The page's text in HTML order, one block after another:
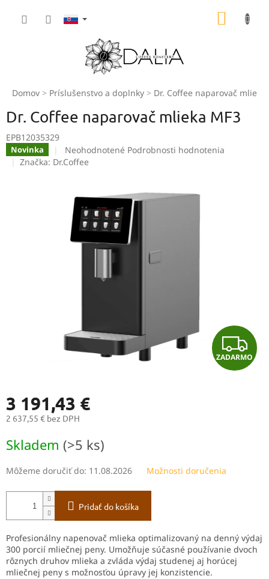
Domov Príslušenstvo a doplnky Dr. Coffee naparovač mlieka
Dr. Coffee naparovač mlieka MF3
EPB12035329
Novinka
Priemerné
hodnotenie
0,0
hviezdičiek.
Neohodnotené Podrobnosti hodnotenia
Značka: Dr.Coffee
Z
A
ZADARMO
3 191,43 €
2 637,55 € bez DPH
cena:
Skladem (>5 ks)
Môžeme doručiť do: 11.08.2026 Možnosti doručenia
Pridať do košíka
Profesionálny napenovač mlieka optimalizovaný na denný výdaj
300 porcií mliečnej peny. Umožňuje súčasné používanie dvoch
rôznych druhov mlieka a zvláda výdaj studenej aj horúcej
mliečnej peny s možnosťou úpravy jej konzistencie.